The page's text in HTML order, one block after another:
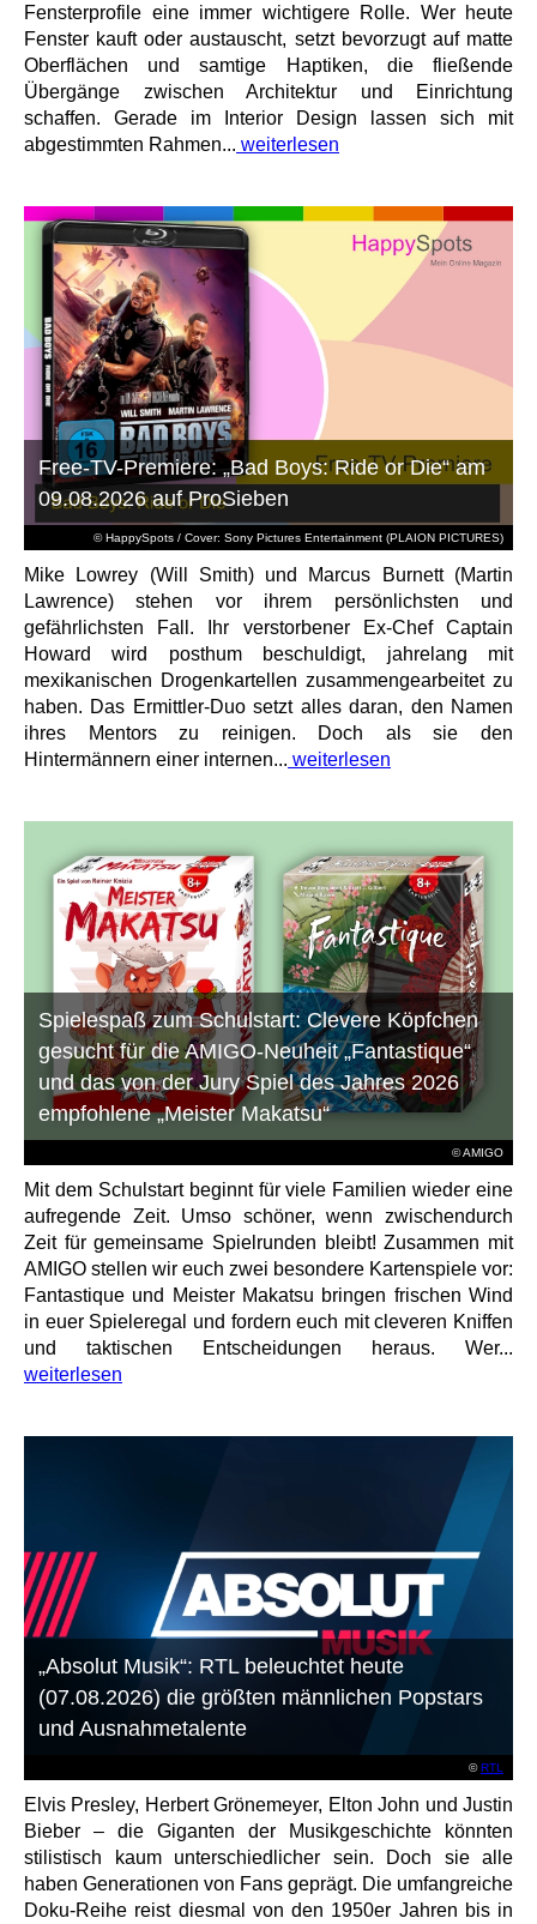
Fensterprofile eine immer wichtigere Rolle. Wer heute
Fenster kauft oder austauscht, setzt bevorzugt auf matte
Oberflächen und samtige Haptiken, die fließende
Übergänge zwischen Architektur und Einrichtung
schaffen. Gerade im Interior Design lassen sich mit
abgestimmten Rahmen... weiterlesen
© HappySpots / Cover: Sony Pictures Entertainment (PLAION PICTURES)
Free-TV-Premiere: „Bad Boys: Ride or Die“ am
09.08.2026 auf ProSieben
Mike Lowrey (Will Smith) und Marcus Burnett (Martin
Lawrence) stehen vor ihrem persönlichsten und
gefährlichsten Fall. Ihr verstorbener Ex-Chef Captain
Howard wird posthum beschuldigt, jahrelang mit
mexikanischen Drogenkartellen zusammengearbeitet zu
haben. Das Ermittler-Duo setzt alles daran, den Namen
ihres Mentors zu reinigen. Doch als sie den
Hintermännern einer internen... weiterlesen
© AMIGO
Spielespaß zum Schulstart: Clevere Köpfchen
gesucht für die AMIGO-Neuheit „Fantastique“
und das von der Jury Spiel des Jahres 2026
empfohlene „Meister Makatsu“
Mit dem Schulstart beginnt für viele Familien wieder eine
aufregende Zeit. Umso schöner, wenn zwischendurch
Zeit für gemeinsame Spielrunden bleibt! Zusammen mit
AMIGO stellen wir euch zwei besondere Kartenspiele vor:
Fantastique und Meister Makatsu bringen frischen Wind
in euer Spieleregal und fordern euch mit cleveren Kniffen
und taktischen Entscheidungen heraus. Wer...
weiterlesen
©RTL
„Absolut Musik“: RTL beleuchtet heute
(07.08.2026) die größten männlichen Popstars
und Ausnahmetalente
Elvis Presley, Herbert Grönemeyer, Elton John und Justin
Bieber – die Giganten der Musikgeschichte könnten
stilistisch kaum unterschiedlicher sein. Doch sie alle
haben Generationen von Fans geprägt. Die umfangreiche
Doku-Reihe reist diesmal von den 1950er Jahren bis in